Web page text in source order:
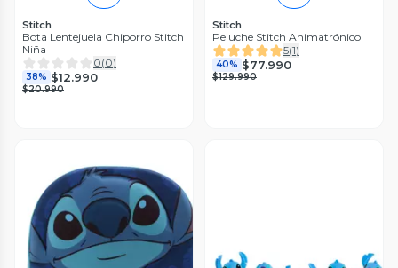
Stitch
Bota Lentejuela Chiporro Stitch
Niña
0(0)
38% $12.990
$20.990
Stitch
Peluche Stitch Animatrónico
5(1)
40% $77.990
$129.990